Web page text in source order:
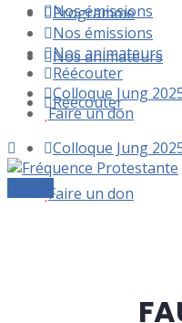
Nos émissions
Nos animateurs
Réécouter
Colloque Jung
Faire un don
Programme
Nos émissions
Nos animateurs
Réécouter
Colloque Jung
Faire un don